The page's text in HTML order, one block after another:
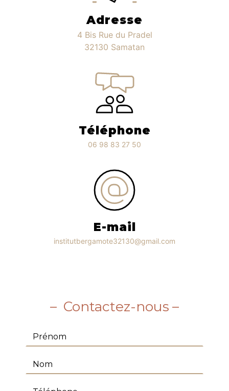
Adresse
4 Bis Rue du Pradel
32130 Samatan
Téléphone
06 98 83 27 50
E-mail
institutbergamote32130@gmail.com
Contactez-nous